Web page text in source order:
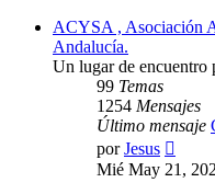
ACYSA , Asociación
Andalucía.
Un lugar de encuentro
99 Temas
1254 Mensajes
Último mensaje
porJesus
último
Mié May 21,